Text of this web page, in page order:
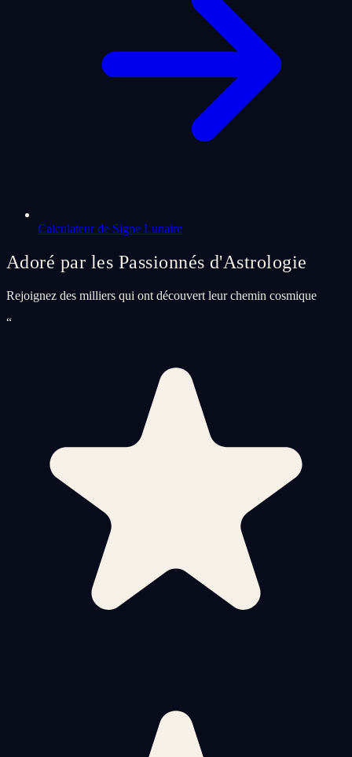
Calculateur de Signe Lunaire
Adoré par les Passionnés d'Astrologie
Rejoignez des milliers qui ont découvert leur chemin cosmique
“